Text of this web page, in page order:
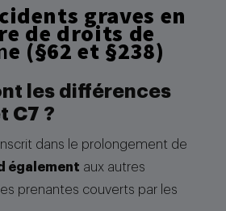
graves en
de droits de
e (§62 et §238)
les différences
C7 ?
dans le prolongement de
également aux autres
prenantes couverts par les